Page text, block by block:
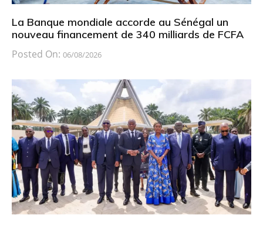
La Banque mondiale accorde au Sénégal un
nouveau financement de 340 milliards de FCFA
Posted On: 06/08/2026